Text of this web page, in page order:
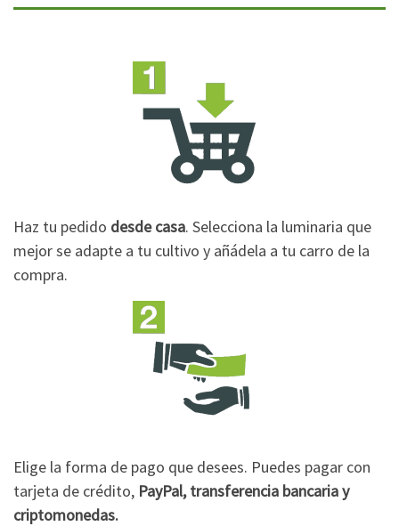
Haz tu pedido desde casa. Selecciona la luminaria que
mejor se adapte a tu cultivo y añádela a tu carro de la
compra.
Elige la forma de pago que desees. Puedes pagar con
tarjeta de crédito, PayPal, transferencia bancaria y
criptomonedas.